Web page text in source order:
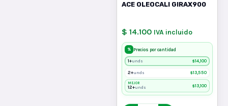
ACE OLEOCALI GIRAX900
$ 14.100 IVA incluido
% Precios por cantidad
1+unds $14,100
2+unds $13,550
MEJOR
12+unds $13,100